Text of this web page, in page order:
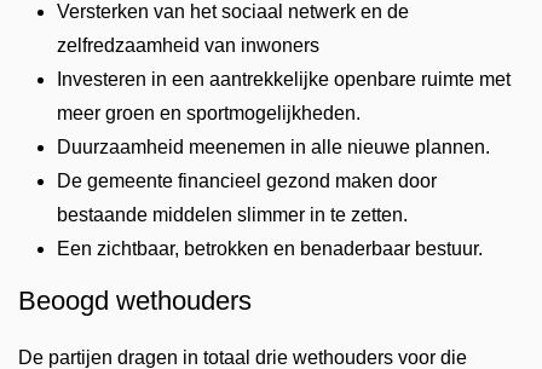
Versterken van het sociaal netwerk en de
zelfredzaamheid van inwoners
Investeren in een aantrekkelijke openbare ruimte met
meer groen en sportmogelijkheden.
Duurzaamheid meenemen in alle nieuwe plannen.
De gemeente financieel gezond maken door
bestaande middelen slimmer in te zetten.
Een zichtbaar, betrokken en benaderbaar bestuur.
Beoogd wethouders
De partijen dragen in totaal drie wethouders voor die